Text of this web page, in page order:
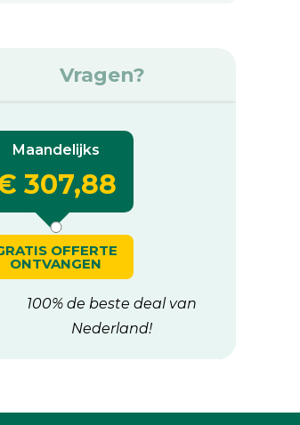
Vragen?
Maandelijks
307,88
OFFERTE
ONTVANGEN
100% de beste deal van
Nederland!